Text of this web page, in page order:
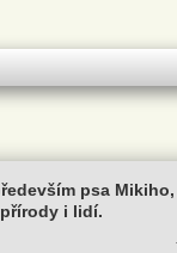
psa Mikiho,
i lidí.